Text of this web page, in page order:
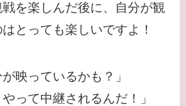
を楽しんだ後に、自分が観
とっても楽しいですよ！
映っているかも？」
って中継されるんだ！」